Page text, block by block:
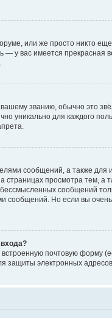
или же просто никто
— у вас имеется
званию, обычно это
уникально для каждого
сообщений, а также
просмотра тем,
сообщений
Но если вы
почтовую
защиты электронных